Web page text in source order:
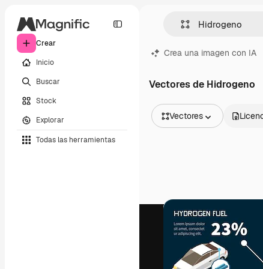
Crear
Inicio
Buscar
Stock
Explorar
Todas las herramientas
Crea una imagen con IA
Vectores de Hidrogeno
Vectores
Vídeos
Clips de vídeo
Motion graphics
Plantillas de vídeos
Modelos 3D
Fuentes